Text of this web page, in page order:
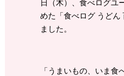
日（木）、食べログユ
めた「食べログ うどん
ました。
「うまいもの、いま食